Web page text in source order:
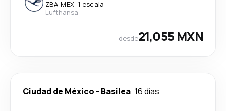
ZBA-MEX· 1 escala
Lufthansa
desde21,055 MXN
Ciudad de México - Basilea 16 días